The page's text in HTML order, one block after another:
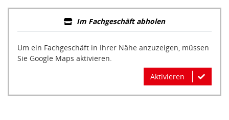
Im Fachgeschäft abholen
Um ein Fachgeschäft in Ihrer Nähe anzuzeigen, müssen
Sie Google Maps aktivieren.
Aktivieren